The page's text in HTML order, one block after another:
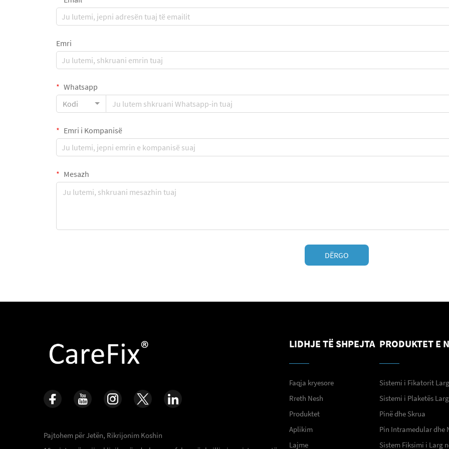
Emri
Whatsapp
Kodi
Emri i Kompanisë
Mesazh
DËRGO
Pajtohem për Jetën, Rikrijonim Koshin
LIDHJE TË SHPEJTA
Faqja kryesore
Rreth Nesh
Produktet
Aplikim
Lajme
PRODUKTET E
Sistemi i Fikatorit Larg
Sistemi i Plaketës Larg
Pinë dhe Skrua
Pin Intramedular dhe
Sistem Fiksimi i Larg